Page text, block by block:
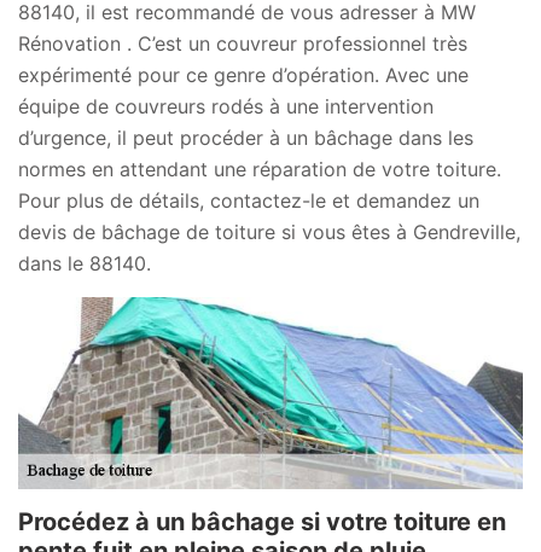
88140, il est recommandé de vous adresser à MW
Rénovation . C’est un couvreur professionnel très
expérimenté pour ce genre d’opération. Avec une
équipe de couvreurs rodés à une intervention
d’urgence, il peut procéder à un bâchage dans les
normes en attendant une réparation de votre toiture.
Pour plus de détails, contactez-le et demandez un
devis de bâchage de toiture si vous êtes à Gendreville,
dans le 88140.
Procédez à un bâchage si votre toiture en